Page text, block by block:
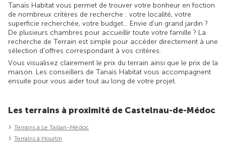
Tanaïs Habitat vous permet de trouver votre bonheur en foction
de nombreux critères de recherche : votre localité, votre
superficie recherchée, votre budget... Envie d'un grand jardin ?
De plusieurs chambres pour accueillir toute votre famille ? La
recherche de Terrain est simple pour accéder directement à une
sélection d'offres correspondant à vos critères.
Vous visualisez clairement le prix du terrain ainsi que le prix de la
maison. Les conseillers de Tanaïs Habitat vous accompagnent
ensuite pour vous aider tout au long de votre projet.
Les terrains à proximité de Castelnau-de-Médoc
Terrains à Le Taillan-Médoc
Terrains à Hourtin